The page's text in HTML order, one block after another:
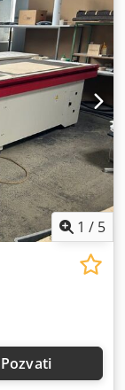
1 / 5
Pozvati